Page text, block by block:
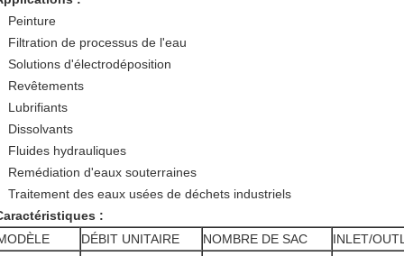
Peinture
Filtration de processus de l'eau
Solutions d'électrodéposition
Revêtements
Lubrifiants
Dissolvants
Fluides hydrauliques
Remédiation d'eaux souterraines
Traitement des eaux usées de déchets industriels
:
DÉBIT UNITAIRE NOMBRE DE SAC
INLET/